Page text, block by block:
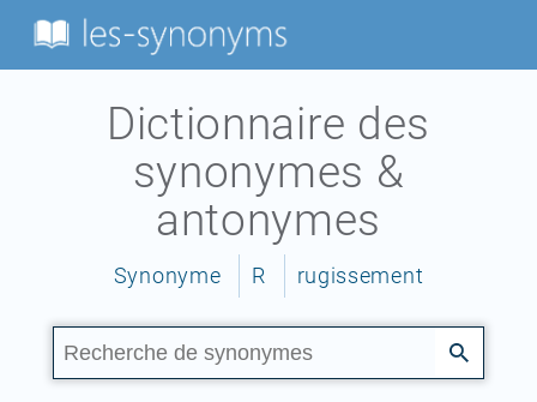
Dictionnaire des
synonymes &
antonymes
Synonyme R rugissement